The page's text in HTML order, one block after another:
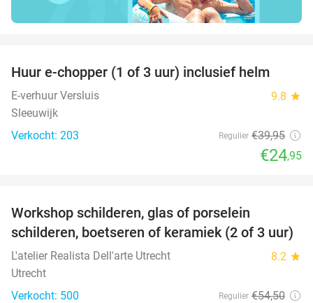
Huur e-chopper (1 of 3 uur) inclusief helm
E-verhuur Versluis 9.8 star
Sleeuwijk
Verkocht: 203
Regulier €39,95
€24,95
Workshop schilderen, glas of porselein
schilderen, boetseren of keramiek (2 of 3 uur)
L'atelier Realista Dell'arte Utrecht 8.2 star
Utrecht
Verkocht: 500
Regulier €54,50